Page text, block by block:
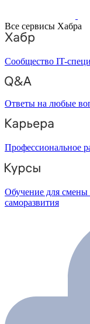
Все сервисы Хабра
Сообщество IT-
Ответы на любые
Профессиональное
Обучение для смены
саморазвития